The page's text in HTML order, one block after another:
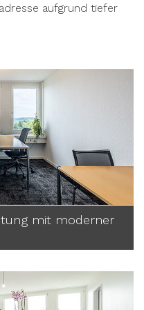
aufgrund tiefer
mit moderner